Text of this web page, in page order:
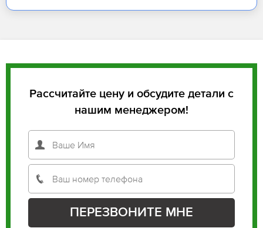
Рассчитайте цену и обсудите детали с
нашим менеджером!